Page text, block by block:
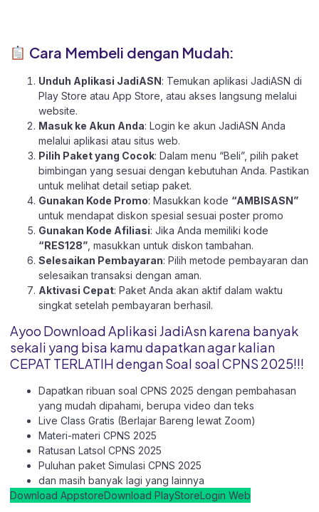
Cara Membeli dengan Mudah:
Unduh Aplikasi JadiASN: Temukan aplikasi JadiASN di
Play Store atau App Store , atau akses langsung melalui
website.
Masuk ke Akun Anda: Login ke akun JadiASN Anda
melalui aplikasi atau situs web.
Pilih Paket yang Cocok: Dalam menu “Beli”, pilih paket
bimbingan yang sesuai dengan kebutuhan Anda. Pastikan
untuk melihat detail setiap paket.
Gunakan Kode Promo: Masukkan kode “AMBISASN”
untuk mendapat diskon spesial sesuai poster promo
Gunakan Kode Afiliasi: Jika Anda memiliki kode
“RES128” , masukkan untuk diskon tambahan.
Selesaikan Pembayaran: Pilih metode pembayaran dan
selesaikan transaksi dengan aman.
Aktivasi Cepat: Paket Anda akan aktif dalam waktu
singkat setelah pembayaran berhasil.
Ayoo Download Aplikasi JadiAsn karena banyak
sekali yang bisa kamu dapatkan agar kalian
CEPAT TERLATIH dengan Soal soal CPNS 2025!!!
Dapatkan ribuan soal CPNS 2025 dengan pembahasan
yang mudah dipahami, berupa video dan teks
Live Class Gratis (Berlajar Bareng lewat Zoom)
Materi-materi CPNS 2025
Ratusan Latsol CPNS 2025
Puluhan paket Simulasi CPNS 2025
dan masih banyak lagi yang lainnya
Download AppstoreDownload PlayStoreLogin Web